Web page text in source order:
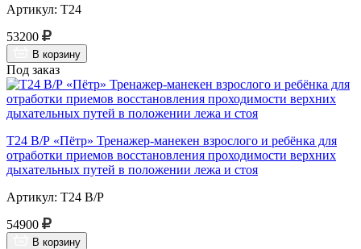
Артикул: Т24
53200
В корзину
Под заказ
Т24 В/Р «Пётр» Тренажер-манекен взрослого и ребёнка для
отработки приемов восстановления проходимости верхних
дыхательных путей в положении лежа и стоя
Артикул: Т24 В/Р
54900
В корзину